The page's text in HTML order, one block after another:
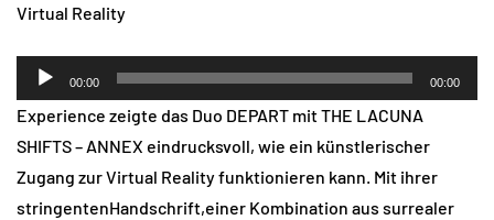
Virtual Reality
Audio-
Player
00:00 00:00
Experience zeigte das Duo DEPART mit THE LACUNA
SHIFTS – ANNEX eindrucksvoll, wie ein künstlerischer
Zugang zur Virtual Reality funktionieren kann. Mit ihrer
stringentenHandschrift,einer Kombination aus surrealer